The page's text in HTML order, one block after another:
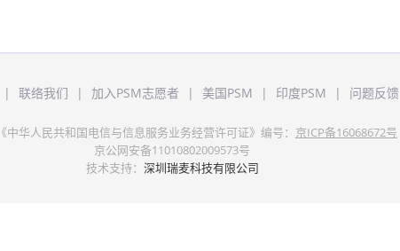
| 联络我们 | 加入PSM志愿者 | 美国PSM | 印度PSM | 问题反馈
《中华人民共和国电信与信息服务业务经营许可证》编号： 京ICP备16068672号
京公网安备11010802009573号
技术支持： 深圳瑞麦科技有限公司